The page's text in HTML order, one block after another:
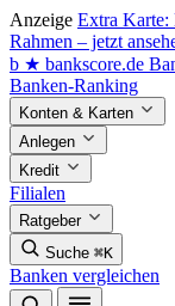
Anzeige Extra Karte:
Rahmen – jetzt
b ★ bankscore.de
Banken-Ranking
Konten & Karten
Anlegen
Kredit
Filialen
Ratgeber
Suche ⌘K
Banken vergleichen